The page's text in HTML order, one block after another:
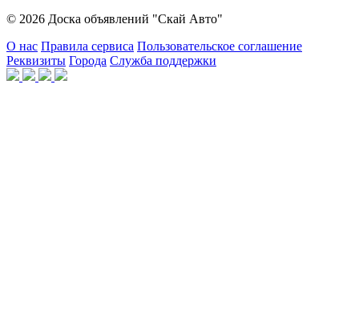
© 2026 Доска объявлений "Скай Авто"
О нас Правила сервиса Пользовательское соглашение
Реквизиты Города Служба поддержки